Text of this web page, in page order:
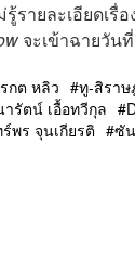
รายละเอียดเรื่อ
จะเข้าฉายวัน
กต หลิว ทู-สิรา
รัตน์ เอื้อทวีกุล
พร จุนเกียรติ
ซั